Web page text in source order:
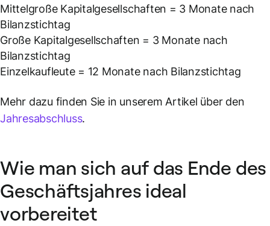
Mittelgroße Kapitalgesellschaften = 3 Monate nach
Bilanzstichtag
Große Kapitalgesellschaften = 3 Monate nach
Bilanzstichtag
Einzelkaufleute = 12 Monate nach Bilanzstichtag
Mehr dazu finden Sie in unserem Artikel über den
Jahresabschluss.
Wie man sich auf das Ende des
Geschäftsjahres ideal
vorbereitet